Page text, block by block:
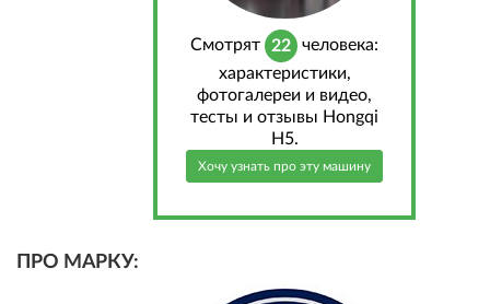
Cмотрят 22
человека:
характеристики,
фотогалереи и видео,
тесты и отзывы Hongqi
H5.
Хочу узнать про эту машину
ПРО МАРКУ: